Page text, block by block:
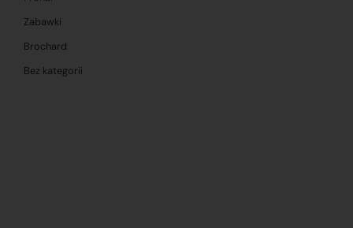
Zabawki
Brochard
Bez kategorii